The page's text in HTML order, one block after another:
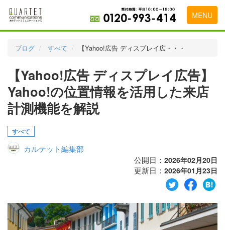
MENU
実績・お客様の声
初めて導入をお考えの方
広告代理店・HP制作会社様へ
お問い合わせ
ブログ すべて 【Yahoo!広告 ディスプレイ広・・・
【Yahoo!広告 ディスプレイ広告】
Yahoo!の位置情報を活用した来店
計測機能を解説
すべて
カルテット編集部
公開日： 2026年02月20日
更新日： 2026年01月23日